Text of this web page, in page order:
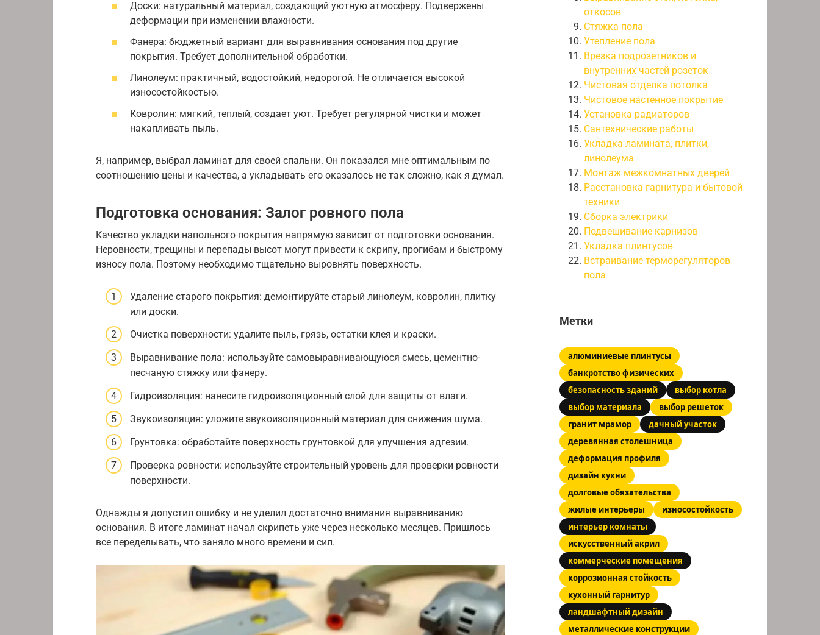
Доски: натуральный материал, создающий уютную атмосферу. Подвержены
деформации при изменении влажности.
Фанера: бюджетный вариант для выравнивания основания под другие
покрытия. Требует дополнительной обработки.
Линолеум: практичный, водостойкий, недорогой. Не отличается высокой
износостойкостью.
Ковролин: мягкий, теплый, создает уют. Требует регулярной чистки и может
накапливать пыль.
Я, например, выбрал ламинат для своей спальни. Он показался мне оптимальным по
соотношению цены и качества, а укладывать его оказалось не так сложно, как я думал.
Подготовка основания: Залог ровного пола
Качество укладки напольного покрытия напрямую зависит от подготовки основания.
Неровности, трещины и перепады высот могут привести к скрипу, прогибам и быстрому
износу пола. Поэтому необходимо тщательно выровнять поверхность.
Удаление старого покрытия: демонтируйте старый линолеум, ковролин, плитку
или доски.
Очистка поверхности: удалите пыль, грязь, остатки клея и краски.
Выравнивание пола: используйте самовыравнивающуюся смесь, цементно-
песчаную стяжку или фанеру.
Гидроизоляция: нанесите гидроизоляционный слой для защиты от влаги.
Звукоизоляция: уложите звукоизоляционный материал для снижения шума.
Грунтовка: обработайте поверхность грунтовкой для улучшения адгезии.
Проверка ровности: используйте строительный уровень для проверки ровности
поверхности.
Однажды я допустил ошибку и не уделил достаточно внимания выравниванию
основания. В итоге ламинат начал скрипеть уже через несколько месяцев. Пришлось
все переделывать, что заняло много времени и сил.
откосов
Стяжка пола
Утепление пола
Врезка подрозетников и
внутренних частей розеток
Чистовая отделка потолка
Чистовое настенное покрытие
Установка радиаторов
Сантехнические работы
Укладка ламината, плитки,
линолеума
Монтаж межкомнатных дверей
Расстановка гарнитура и бытовой
техники
Сборка электрики
Подвешивание карнизов
Укладка плинтусов
Встраивание терморегуляторов
пола
Метки
алюминиевые плинтусы
банкротство физических
безопасность зданий
выбор котла
выбор материала
выбор решеток
гранит мрамор
дачный участок
деревянная столешница
деформация профиля
дизайн кухни
долговые обязательства
жилые интерьеры
износостойкость
интерьер комнаты
искусственный акрил
коммерческие помещения
коррозионная стойкость
кухонный гарнитур
ландшафтный дизайн
металлические конструкции